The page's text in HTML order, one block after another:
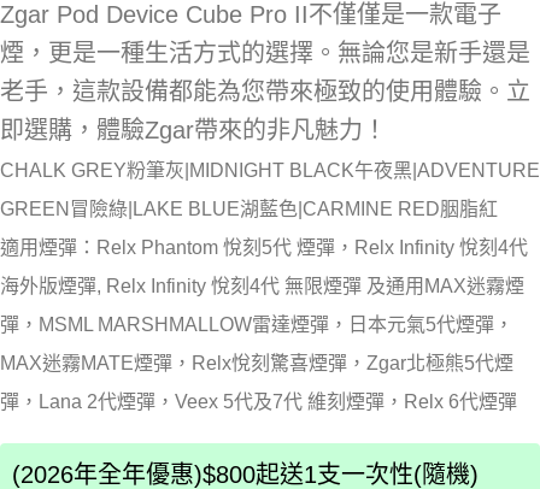
Zgar Pod Device Cube Pro II不僅僅是一款電子
煙，更是一種生活方式的選擇。無論您是新手還是
老手，這款設備都能為您帶來極致的使用體驗。立
即選購，體驗Zgar帶來的非凡魅力！
CHALK GREY粉筆灰|MIDNIGHT BLACK午夜黑|ADVENTURE
GREEN冒險綠|LAKE BLUE湖藍色|CARMINE RED胭脂紅
適用煙彈：Relx Phantom 悅刻5代 煙彈，Relx Infinity 悅刻4代
海外版煙彈, Relx Infinity 悅刻4代 無限煙彈 及通用MAX迷霧煙
彈，MSML MARSHMALLOW雷達煙彈，日本元氣5代煙彈，
MAX迷霧MATE煙彈，Relx悅刻驚喜煙彈，Zgar北極熊5代煙
彈，Lana 2代煙彈，Veex 5代及7代 維刻煙彈，Relx 6代煙彈
(2026年全年優惠)$800起送1支一次性(隨機)